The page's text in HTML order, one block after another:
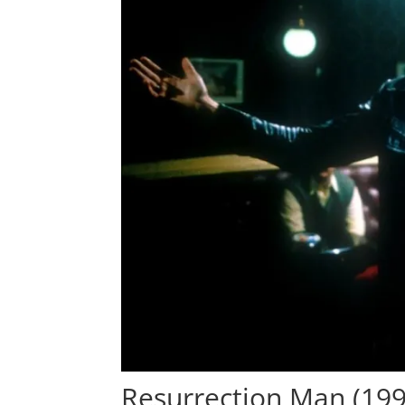
Resurrection Man